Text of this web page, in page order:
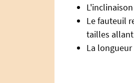
Le fauteuil
tailles allant
La